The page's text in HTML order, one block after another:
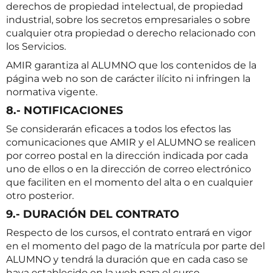
derechos de propiedad intelectual, de propiedad
industrial, sobre los secretos empresariales o sobre
cualquier otra propiedad o derecho relacionado con
los Servicios.
AMIR garantiza al ALUMNO que los contenidos de la
página web no son de carácter ilícito ni infringen la
normativa vigente.
8.- NOTIFICACIONES
Se considerarán eficaces a todos los efectos las
comunicaciones que AMIR y el ALUMNO se realicen
por correo postal en la dirección indicada por cada
uno de ellos o en la dirección de correo electrónico
que faciliten en el momento del alta o en cualquier
otro posterior.
9.- DURACIÓN DEL CONTRATO
Respecto de los cursos, el contrato entrará en vigor
en el momento del pago de la matrícula por parte del
ALUMNO y tendrá la duración que en cada caso se